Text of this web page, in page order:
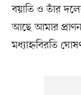
বয়াতি ও তাঁর
আছে আমার
মধ্যাহ্নবিরতি